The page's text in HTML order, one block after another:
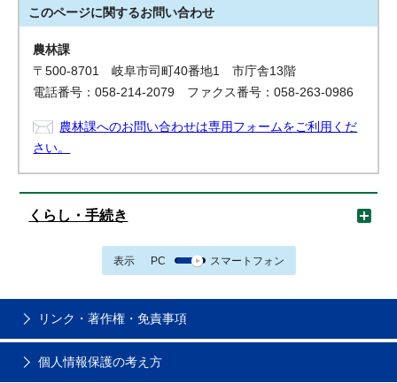
このページに関するお問い合わせ
農林課
〒500-8701 岐阜市司町40番地1 市庁舎13階
電話番号：058-214-2079 ファクス番号：058-263-0986
農林課へのお問い合わせは専用フォームをご利用くだ
さい。
くらし・手続き
表示 PC スマートフォン
リンク・著作権・免責事項
個人情報保護の考え方